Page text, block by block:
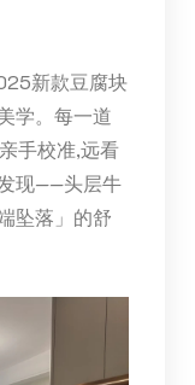
新款豆腐块
学。每一道
手校准,远看
现——头层牛
坠落」的舒